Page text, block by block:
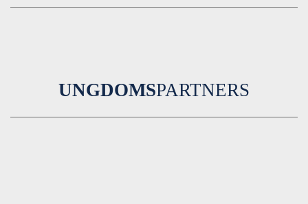
UNGDOMSPARTNERS